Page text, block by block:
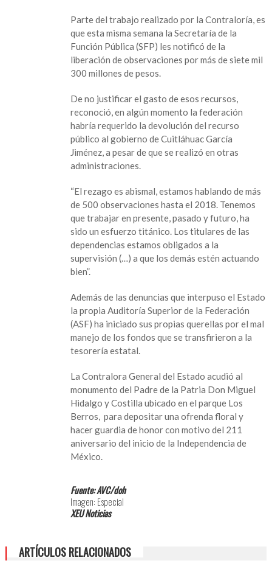
Parte del trabajo realizado por la Contraloría, es
que esta misma semana la Secretaría de la
Función Pública (SFP) les notificó de la
liberación de observaciones por más de siete mil
300 millones de pesos.
De no justificar el gasto de esos recursos,
reconoció, en algún momento la federación
habría requerido la devolución del recurso
público al gobierno de Cuitláhuac García
Jiménez, a pesar de que se realizó en otras
administraciones.
“El rezago es abismal, estamos hablando de más
de 500 observaciones hasta el 2018. Tenemos
que trabajar en presente, pasado y futuro, ha
sido un esfuerzo titánico. Los titulares de las
dependencias estamos obligados a la
supervisión (…) a que los demás estén actuando
bien”.
Además de las denuncias que interpuso el Estado
la propia Auditoría Superior de la Federación
(ASF) ha iniciado sus propias querellas por el mal
manejo de los fondos que se transfirieron a la
tesorería estatal.
La Contralora General del Estado acudió al
monumento del Padre de la Patria Don Miguel
Hidalgo y Costilla ubicado en el parque Los
Berros, para depositar una ofrenda floral y
hacer guardia de honor con motivo del 211
aniversario del inicio de la Independencia de
México.
Fuente: AVC/doh
Imagen: Especial
XEU Noticias
ARTÍCULOS RELACIONADOS